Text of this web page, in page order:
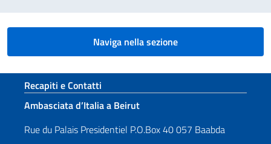
Naviga nella sezione
Sezione footer
Recapiti e Contatti
Ambasciata d’Italia a Beirut
Rue du Palais Presidentiel P.O.Box 40 057 Baabda